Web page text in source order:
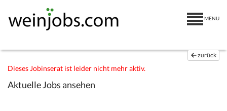
MENU
zurück
Dieses Jobinserat ist leider nicht mehr aktiv.
Aktuelle Jobs ansehen